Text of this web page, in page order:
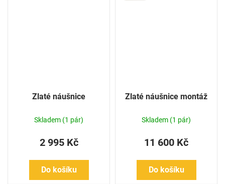
Zlaté náušnice
Skladem (1 pár)
2 995 Kč
Do košíku
Zlaté náušnice montáž
Skladem (1 pár)
11 600 Kč
Do košíku